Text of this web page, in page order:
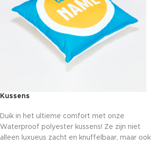
Kussens
Duik in het ultieme comfort met onze
Waterproof polyester kussens! Ze zijn niet
alleen luxueus zacht en knuffelbaar, maar ook